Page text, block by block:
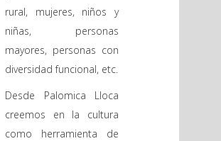
rural, mujeres, niños y
niñas, personas
mayores, personas con
diversidad funcional, etc.
Desde Palomica Lloca
creemos en la cultura
como herramienta de